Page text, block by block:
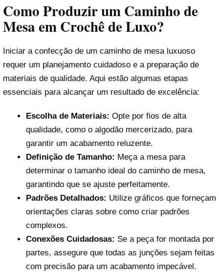
Como Produzir um Caminho de
Mesa em Crochê de Luxo?
Iniciar a confecção de um caminho de mesa luxuoso
requer um planejamento cuidadoso e a preparação de
materiais de qualidade. Aqui estão algumas etapas
essenciais para alcançar um resultado de excelência:
Escolha de Materiais: Opte por fios de alta
qualidade, como o algodão mercerizado, para
garantir um acabamento reluzente.
Definição de Tamanho: Meça a mesa para
determinar o tamanho ideal do caminho de mesa,
garantindo que se ajuste perfeitamente.
Padrões Detalhados: Utilize gráficos que forneçam
orientações claras sobre como criar padrões
complexos.
Conexões Cuidadosas: Se a peça for montada por
partes, assegure que todas as junções sejam feitas
com precisão para um acabamento impecável.